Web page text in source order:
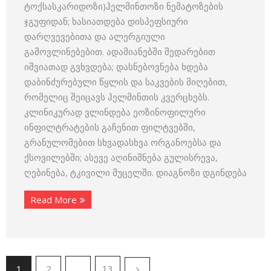
ტოქსასკარიდოზი)ჰელმინთოზი ნემატოზების
ჯგუფიდან; ხასიათდება დისპეფსიური
დარღვევებითა და ალერგიული
გამოვლინებებით. ადამიანებში შედარებით
იშვიათად გვხვდება; დასნებოვნება ხდება
დაბინძურებული წყლის და საკვების მიღებით,
რომელიც შეიცავს ჰელმინთის კვერცხებს.
კლინიკურად ვლინდება ეოზინოფილური
ინფილტრატების გაჩენით ფილტვებში,
გრანულომებით სხვადასხვა ორგანოებსა და
ქსოვილებში; ასევე აღინიშნება გულისრევა,
ღებინება, ტკივილი მუცელში. დიაგნოზი დგინდება
Read More
1 2 13